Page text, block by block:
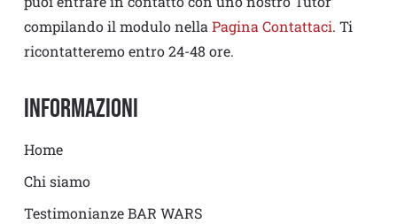
compilando il modulo nella Pagina Contattaci. Ti
ricontatteremo entro 24-48 ore.
Informazioni
Home
Chi siamo
Testimonianze BAR WARS